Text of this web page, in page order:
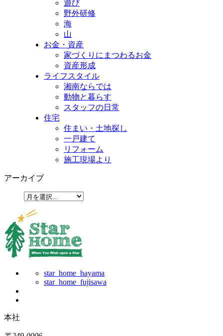
遊び
野外研修
海
山
お金・資産
家づくりにまつわるお金
資産形成
ライフスタイル
湘南ならでは
動物と暮らす
スタッフの日常
住宅
住まい・土地探し
一戸建て
リフォーム
施工現場より
アーカイブ
star_home_hayama
star_home_fujisawa
本社